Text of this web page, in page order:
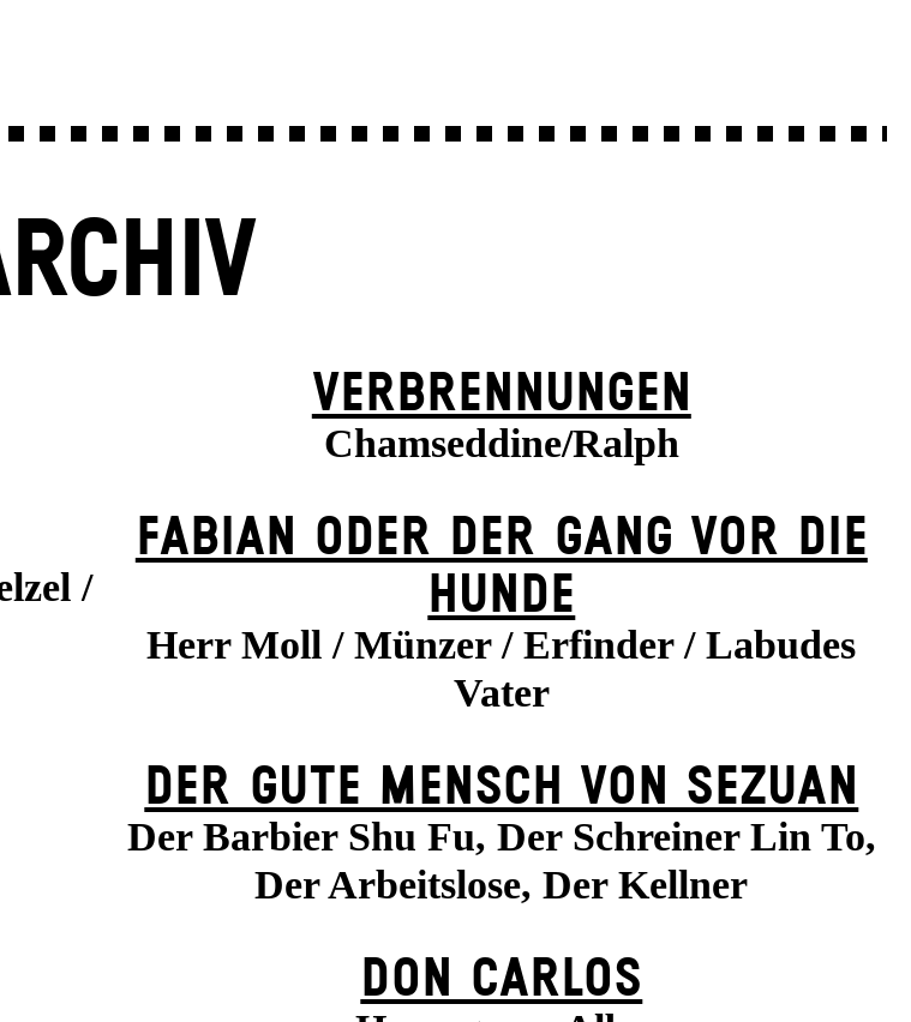
/
VERBRENNUNGEN
Chamseddine/Ralph
FABIAN ODER DER GANG VOR DIE
HUNDE
Herr Moll / Münzer / Erfinder / Labudes
Vater
DER GUTE MENSCH VON SEZUAN
Der Barbier Shu Fu, Der Schreiner Lin To,
Der Arbeitslose, Der Kellner
DON CARLOS